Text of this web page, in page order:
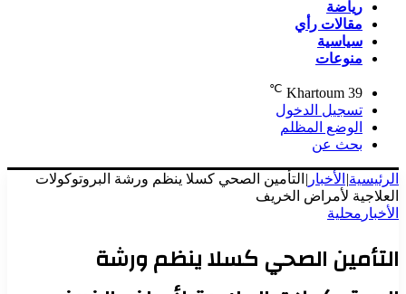
رياضة
مقالات رأي
سياسية
منوعات
Khartoum 39
℃
تسجيل الدخول
الوضع المظلم
بحث عن
الرئيسية| الأخبار | التأمين الصحي كسلا ينظم ورشة البروتوكولات
العلاجية لأمراض الخريف
الأخبار محلية
التأمين الصحي كسلا ينظم ورشة